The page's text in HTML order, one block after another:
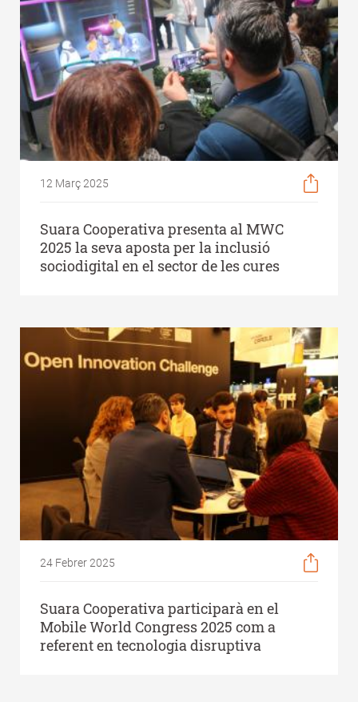
12 Març 2025
Suara Cooperativa presenta al MWC
2025 la seva aposta per la inclusió
sociodigital en el sector de les cures
24 Febrer 2025
Suara Cooperativa participarà en el
Mobile World Congress 2025 com a
referent en tecnologia disruptiva